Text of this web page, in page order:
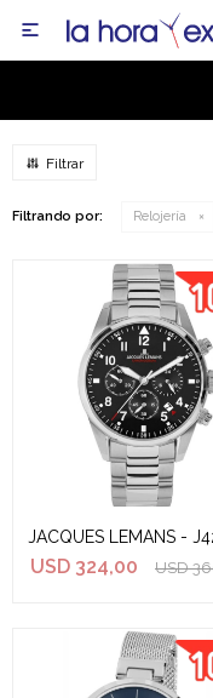

Filtrando por: Relojería
JACQUES LEMANS -
USD 324,00 USD